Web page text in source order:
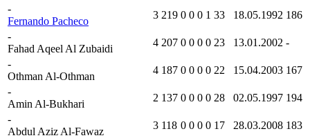
-
Fernando Pacheco
3 219 0 0 0 1 33 18.05.1992 186
-
Fahad Aqeel Al Zubaidi
4 207 0 0 0 0 23 13.01.2002 -
-
Othman Al-Othman
4 187 0 0 0 0 22 15.04.2003 167
-
Amin Al-Bukhari
2 137 0 0 0 0 28 02.05.1997 194
-
Abdul Aziz Al-Fawaz
3 118 0 0 0 0 17 28.03.2008 183